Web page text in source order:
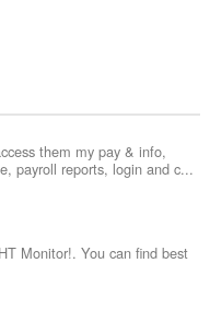
them my pay & info,
payroll reports, login and c...
Monitor!. You can find best